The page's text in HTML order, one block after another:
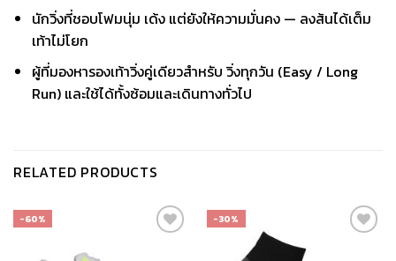
นักวิ่งที่ชอบโฟมนุ่ม เด้ง แต่ยังให้ความมั่นคง — ลงส้นได้เต็ม
เท้าไม่โยก
ผู้ที่มองหารองเท้าวิ่งคู่เดียวสำหรับ วิ่งทุกวัน (Easy / Long
Run) และใช้ได้ทั้งซ้อมและเดินทางทั่วไป
RELATED PRODUCTS
-60% -30%